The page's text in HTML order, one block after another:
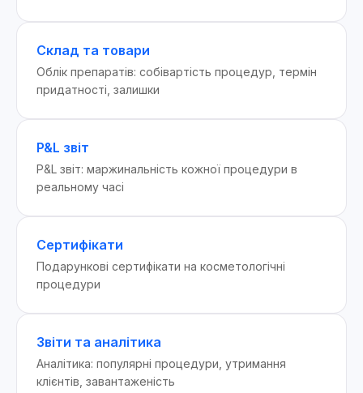
Склад та товари
Облік препаратів: собівартість процедур, термін
придатності, залишки
P&L звіт
P&L звіт: маржинальність кожної процедури в
реальному часі
Сертифікати
Подарункові сертифікати на косметологічні
процедури
Звіти та аналітика
Аналітика: популярні процедури, утримання
клієнтів, завантаженість